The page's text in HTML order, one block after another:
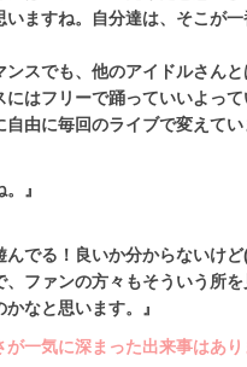
ますね。自分達は、そこが一
ンスでも、他のアイドルさん
にはフリーで踊っていいよっ
由に毎回のライブで変えてい
』
んでる！良いか分からないけ
、ファンの方々もそういう所
なと思います。』
一気に深まった出来事はあり